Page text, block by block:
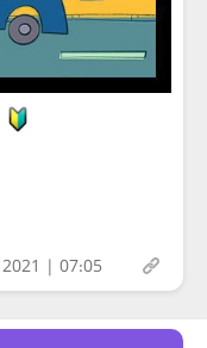
| 07:05